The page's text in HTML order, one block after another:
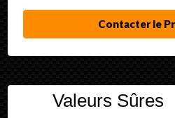
Contacter le
Valeurs Sûres